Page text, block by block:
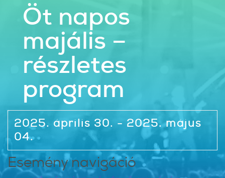
Öt napos
majális –
részletes
program
2025. április 30. - 2025. május
04.
Esemény navigáció